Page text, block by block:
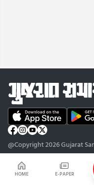
HOME E-PAPER
@Copyright 2026 Gujarat